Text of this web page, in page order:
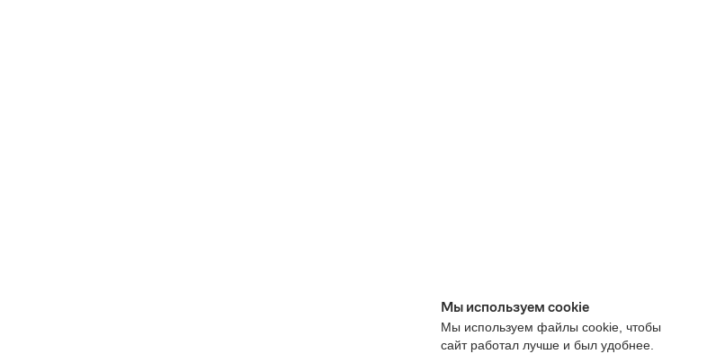
Мы используем cookie
Мы используем файлы cookie, чтобы
сайт работал лучше и был удобнее.